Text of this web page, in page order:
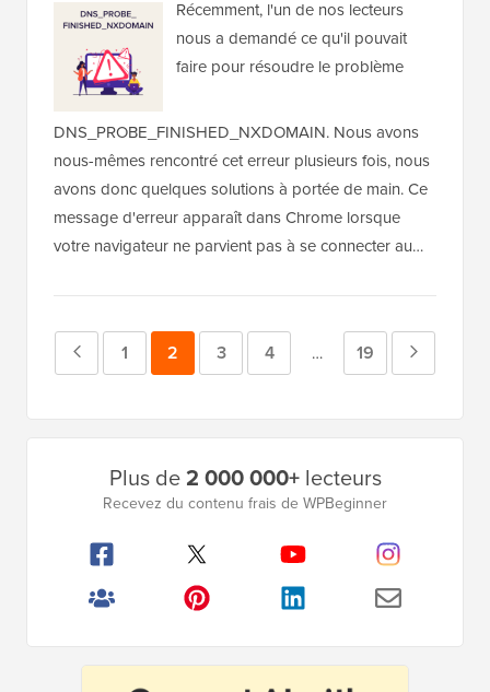
Récemment, l'un de nos lecteurs
nous a demandé ce qu'il pouvait
faire pour résoudre le problème
DNS_PROBE_FINISHED_NXDOMAIN. Nous avons
nous-mêmes rencontré cet erreur plusieurs fois, nous
avons donc quelques solutions à portée de main. Ce
message d'erreur apparaît dans Chrome lorsque
votre navigateur ne parvient pas à se connecter au…
PagePage
1 Page
2 Page
3 Page
4
Pages
intermédiaires
… Page
19
Plus de2 000 000+lecteurs
Recevez du contenu frais de WPBeginner